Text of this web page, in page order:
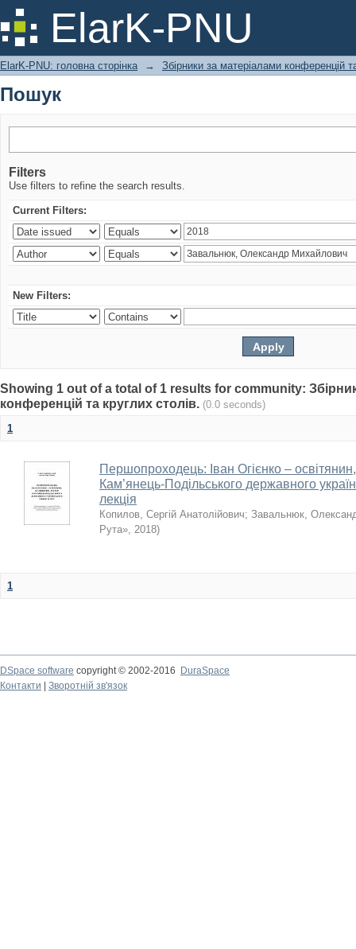
ElarK-PNU
Пошук
ElarK-PNU: головна сторінка → Збірники за матеріалами конференцій
Пошук
Filters
Use filters to refine the search results.
Current Filters:
New Filters:
Showing 1 out of a total of 1 results for community:
конференцій та круглих столів. (0.0 seconds)
1
Першопроходець: Іван Огієнко –
Кам’янець-Подільського державного
лекція
Копилов, Сергій Анатолійович; Завальнюк,
Рута», 2018)
1
DSpace software copyright © 2002-2016
DuraSpace
Контакти
Зворотній зв'язок